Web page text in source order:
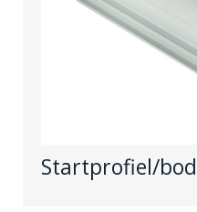
Startprofiel/